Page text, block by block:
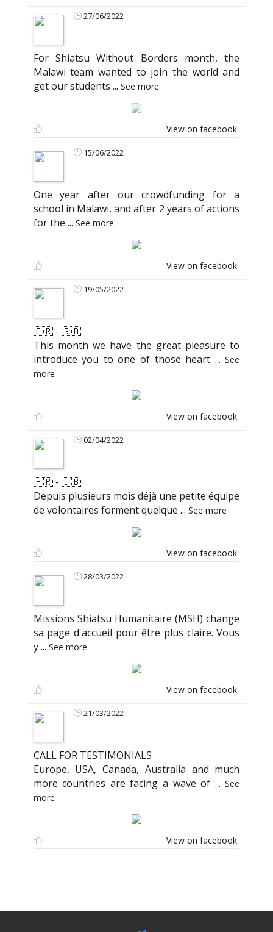
27/06/2022
For Shiatsu Without Borders month, the
Malawi team wanted to join the world and
get our students ... See more
View on facebook
15/06/2022
One year after our crowdfunding for a
school in Malawi, and after 2 years of actions
for the ... See more
View on facebook
19/05/2022
🇫🇷 - 🇬🇧
This month we have the great pleasure to
introduce you to one of those heart ...See
more
View on facebook
02/04/2022
🇫🇷 - 🇬🇧
Depuis plusieurs mois déjà une petite équipe
de volontaires forment quelque ... See more
View on facebook
28/03/2022
Missions Shiatsu Humanitaire (MSH) change
sa page d'accueil pour être plus claire. Vous
y... See more
View on facebook
21/03/2022
CALL FOR TESTIMONIALS
Europe, USA, Canada, Australia and much
more countries are facing a wave of ...See
more
View on facebook